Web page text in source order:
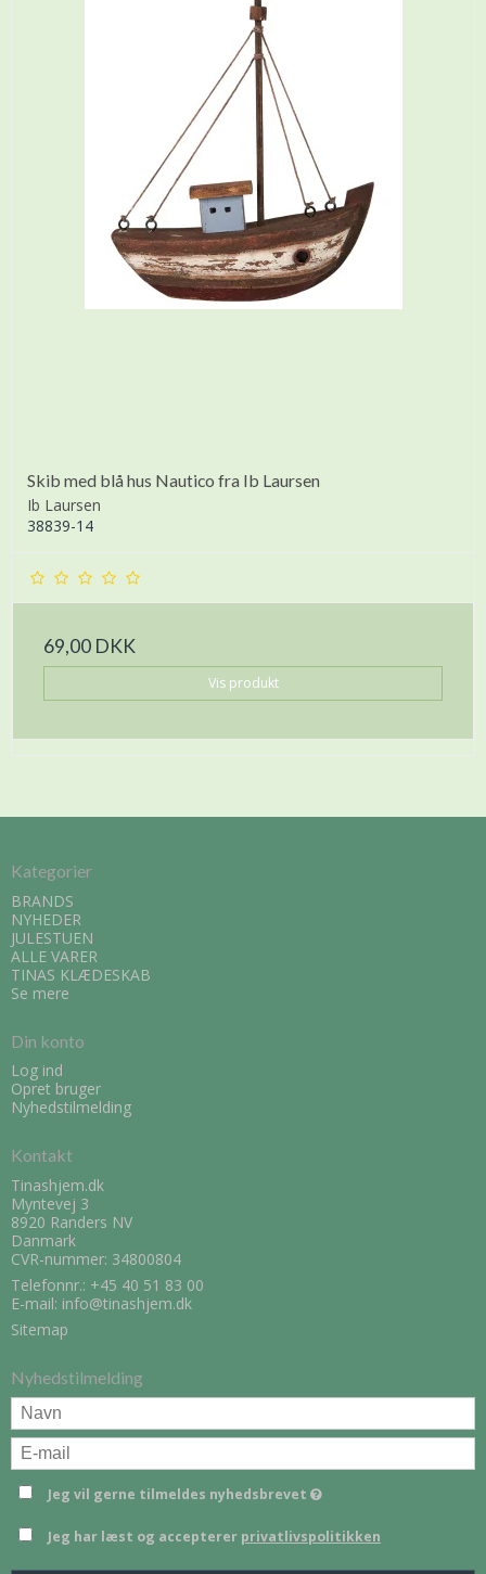
Skib med blå hus Nautico fra Ib Laursen
Ib Laursen
38839-14
69,00 DKK
Vis produkt
Kategorier
BRANDS
NYHEDER
JULESTUEN
ALLE VARER
TINAS KLÆDESKAB
Se mere
Din konto
Log ind
Opret bruger
Nyhedstilmelding
Kontakt
Tinashjem.dk
Myntevej 3
8920 Randers NV
Danmark
CVR-nummer: 34800804
Telefonnr.: +45 40 51 83 00
E-mail: info@tinashjem.dk
Sitemap
Nyhedstilmelding
Jeg vil gerne tilmeldes nyhedsbrevet
Jeg har læst og accepterer privatlivspolitikken